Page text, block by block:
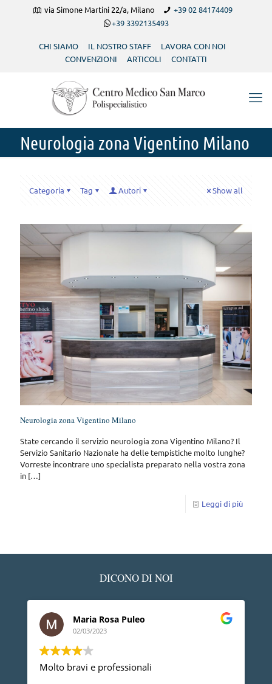
via Simone Martini 22/a, Milano
+39 02 84174409
+39 3392135493
CHI SIAMO IL NOSTRO STAFF
LAVORA CON NOI
CONVENZIONI
ARTICOLI CONTATTI
Neurologia zona Vigentino Milano
Categoria Tag Autori Show all
Neurologia zona Vigentino Milano
State cercando il servizio neurologia zona Vigentino Milano? Il
Servizio Sanitario Nazionale ha delle tempistiche molto lunghe?
Vorreste incontrare uno specialista preparato nella vostra zona
in […]
Leggi di più
DICONO DI NOI
Maria Rosa Puleo
02/03/2023
Molto bravi e professionali